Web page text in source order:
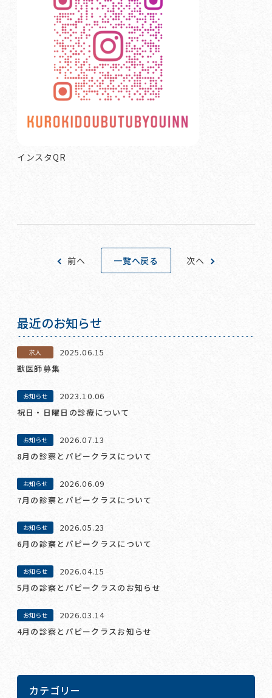
インスタQR
前へ 一覧へ戻る 次へ
最近のお知らせ
求人
2025.06.15
獣医師募集
お知らせ
2023.10.06
祝日・日曜日の診療について
お知らせ
2026.07.13
8月の診察とパピークラスについて
お知らせ
2026.06.09
7月の診察とパピークラスについて
お知らせ
2026.05.23
6月の診察とパピークラスについて
お知らせ
2026.04.15
5月の診察とパピークラスのお知らせ
お知らせ
2026.03.14
4月の診察とパピークラスお知らせ
カテゴリー